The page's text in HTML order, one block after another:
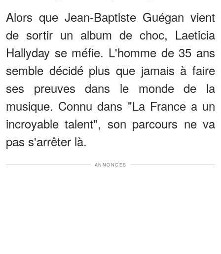
Alors que Jean-Baptiste Guégan vient
de sortir un album de choc, Laeticia
Hallyday se méfie. L'homme de 35 ans
semble décidé plus que jamais à faire
ses preuves dans le monde de la
musique. Connu dans "La France a un
incroyable talent", son parcours ne va
pas s'arrêter là.
ANNONCES